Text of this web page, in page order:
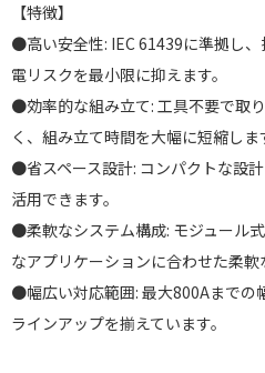
【特徴】
●高い安全性: IEC 61439に準拠し
電リスクを最小限に抑えます。
●効率的な組み立て: 工具不要で取
く、組み立て時間を大幅に短縮しま
●省スペース設計: コンパクトな設
活用できます。
●柔軟なシステム構成: モジュール
なアプリケーションに合わせた柔軟
●幅広い対応範囲: 最大800Aまでの
ラインアップを揃えています。